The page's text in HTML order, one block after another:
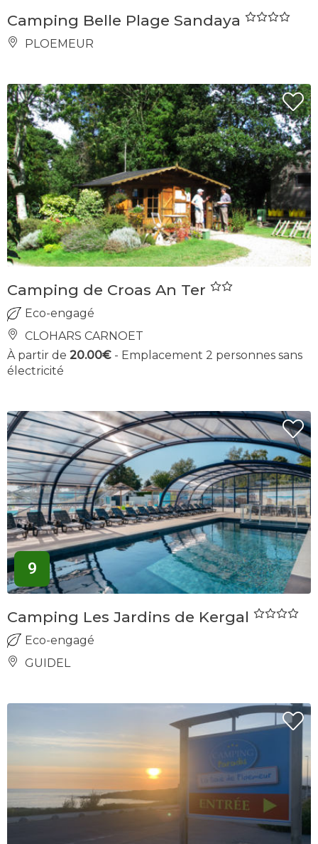
Camping Belle Plage Sandaya
PLOEMEUR
Camping de Croas An Ter
Eco-engagé
CLOHARS CARNOET
À partir de 20.00€ - Emplacement 2 personnes sans
électricité
9
Camping Les Jardins de Kergal
Eco-engagé
GUIDEL